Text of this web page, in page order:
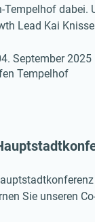
Tempelhof dabei.
Lead Kai
September 2025
Tempelhof
Sie unseren